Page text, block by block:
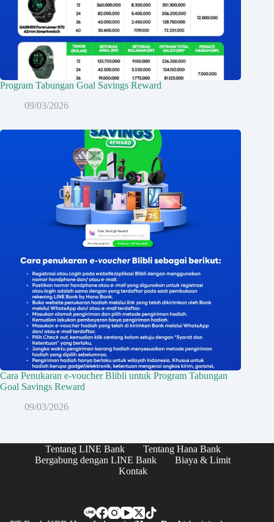
Program Tabungan Goal Savings Reward
09/03/2026
Cara Penukaran e-voucher Blibli untuk Program Tabungan
Goal Savings Reward
09/03/2026
Tentang LINE Bank
Tentang Hana Bank
Bergabung dengan LINE Bank
Biaya & Limit
Kontak